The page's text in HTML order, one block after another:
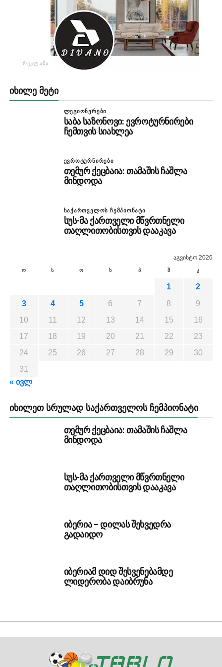
ᲠᲔᲙᲚᲐᲛᲐ
ᲘᲮᲘᲚᲔ ᲛᲔᲢᲘ
ᲚᲔᲒᲘᲝᲜᲔᲠᲔᲑᲘ
საბა საზონოვი: ევროტურნირები
ჩემთვის სიახლეა
ᲔᲕᲠᲝᲢᲣᲠᲜᲘᲠᲔᲑᲘ
თემურ ქეცბაია: თამაშის ჩაშლა
მინდოდა
ᲡᲐᲥᲐᲠᲗᲕᲔᲚᲝᲡ ᲩᲔᲛᲞᲘᲝᲜᲐᲢᲘ
სუს-მა ქართველი მწვრთნელი
თაღლითობისთვის დააკავა
აგვისტო 2026
ო ს ო ხ პ შ კ
1
2
3
4 5 6 7 8
9
10
11 12 13 14 15
16
17
18 19 20 21 22
23
24
25 26 27 28 29
30
31
« ივლ
ᲘᲮᲘᲚᲔᲗ ᲡᲠᲣᲚᲐᲓ ᲡᲐᲥᲐᲠᲗᲕᲔᲚᲝᲡ ᲩᲔᲛᲞᲘᲝᲜᲐᲢᲘ
თემურ ქეცბაია: თამაშის ჩაშლა
მინდოდა
სუს-მა ქართველი მწვრთნელი
თაღლითობისთვის დააკავა
იბერია – დილას შეხვედრა
გადაიდო
იბერიამ დიდ შესვენებამდე
ლიდერობა დაიბრუნა